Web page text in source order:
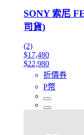
SONY 索尼
司貨)
(2)
$17,480
$22,980
折價券
P幣